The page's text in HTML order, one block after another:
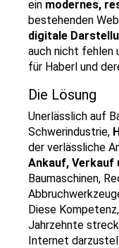
ein modernes,
bestehenden
digitale
auch nicht fehlen
für Haberl und
Die Lösung
Unerlässlich auf
Schwerindustrie,
der verlässliche
Ankauf, Verkauf
Baumaschinen,
Diese
Jahrzehnte
Internet